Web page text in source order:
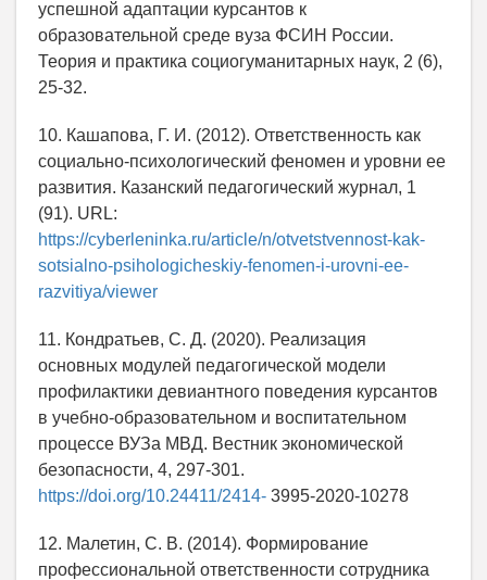
успешной адаптации курсантов к
образовательной среде вуза ФСИН России.
Теория и практика социогуманитарных наук, 2 (6),
25-32.
10. Кашапова, Г. И. (2012). Ответственность как
социально-психологический феномен и уровни ее
развития. Казанский педагогический журнал, 1
(91). URL:
https://cyberleninka.ru/article/n/otvetstvennost-kak-
sotsialno-psihologicheskiy-fenomen-i-urovni-ee-
razvitiya/viewer
11. Кондратьев, С. Д. (2020). Реализация
основных модулей педагогической модели
профилактики девиантного поведения курсантов
в учебно-образовательном и воспитательном
процессе ВУЗа МВД. Вестник экономической
безопасности, 4, 297-301.
https://doi.org/10.24411/2414- 3995-2020-10278
12. Малетин, С. В. (2014). Формирование
профессиональной ответственности сотрудника